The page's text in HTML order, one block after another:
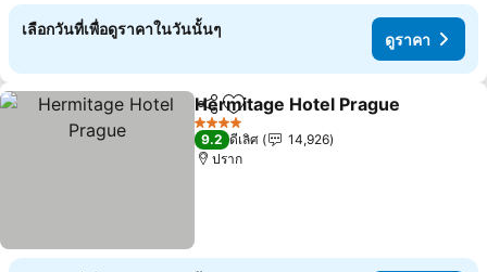
เลือกวันที่เพื่อดูราคาในวันนั้นๆ
ดูราคา
แชร์ เพิ่มในรายการโปรด
Hermitage Hotel Prague
4 ดาว
9.2 ดีเลิศ
14,926
ปราก